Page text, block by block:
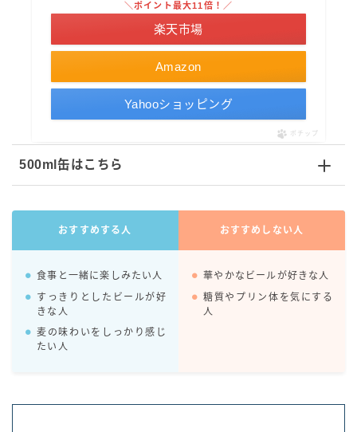
Amazon
＼ポイント最大11倍！／
楽天市場
Yahooショッピング
ポチップ
500ml缶はこちら
おすすめする人 おすすめしない人
食事と一緒に楽しみたい人
すっきりとしたビールが好
きな人
麦の味わいをしっかり感じ
たい人
華やかなビールが好きな人
糖質やプリン体を気にする
人